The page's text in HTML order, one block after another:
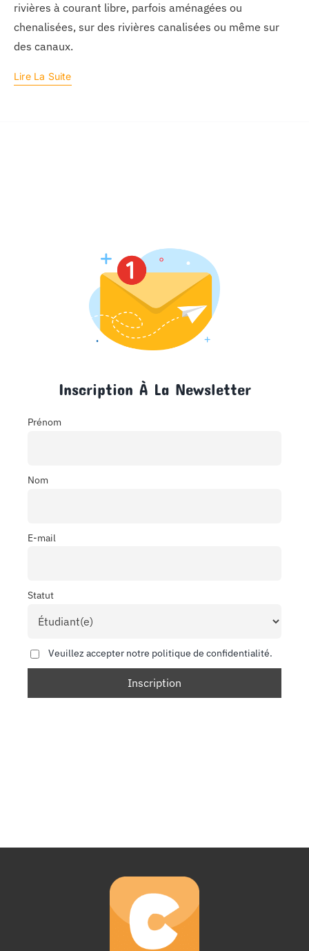
rivières à courant libre, parfois aménagées ou
chenalisées, sur des rivières canalisées ou même sur
des canaux.
Lire La Suite
Inscription À La Newsletter
Prénom
Nom
E-mail
Statut
Veuillez accepter notre politique de confidentialité.